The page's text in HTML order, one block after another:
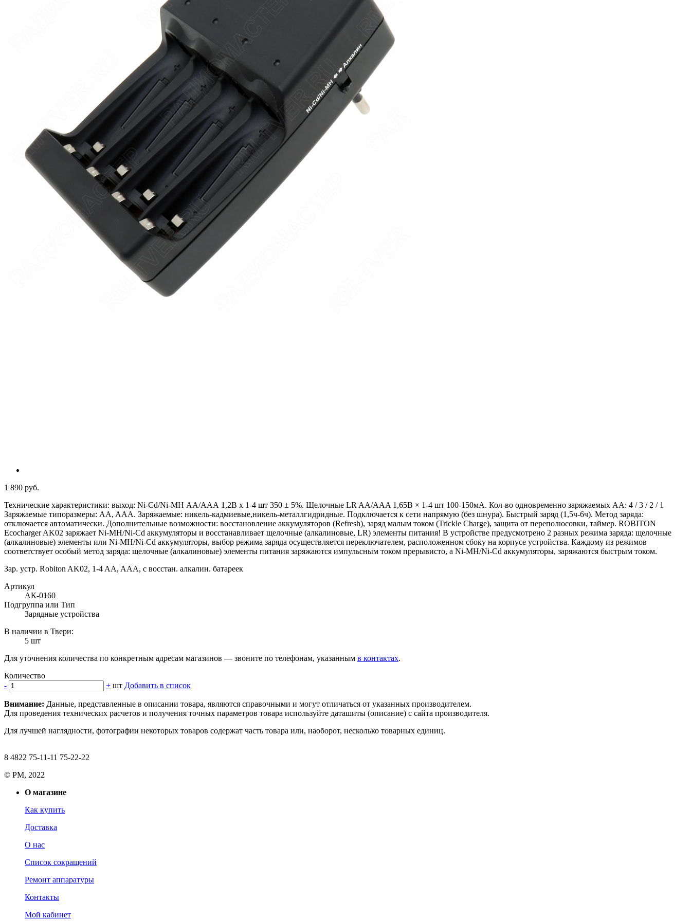
1 890 руб.
Технические характеристики: выход: Ni-Cd/Ni-MH АА/ААА 1,2В x 1-4 шт 350 ± 5%. Щелочные LR AA/AAA 1,65В × 1-4 шт 100-150мА. Кол-во одновременно заряжаемых АА: 4 / 3 / 2 / 1
Заряжаемые типоразмеры: AA, AAA. Заряжаемые: никель-кадмиевые,никель-металлгидридные. Подключается к сети напрямую (без шнура). Быстрый заряд (1,5ч-6ч). Метод заряда:
отключается автоматически. Дополнительные возможности: восстановление аккумуляторов (Refresh), заряд малым током (Trickle Charge), защита от переполюсовки, таймер. ROBITON
Ecocharger AK02 заряжает Ni-MH/Ni-Cd аккумуляторы и восстанавливает щелочные (алкалиновые, LR) элементы питания! В устройстве предусмотрено 2 разных режима заряда: щелочные
(алкалиновые) элементы или Ni-MH/Ni-Cd аккумуляторы, выбор режима заряда осуществляется переключателем, расположенном сбоку на корпусе устройства. Каждому из режимов
соответствует особый метод заряда: щелочные (алкалиновые) элементы питания заряжаются импульсным током прерывисто, а Ni-MH/Ni-Cd аккумуляторы, заряжаются быстрым током.
Зар. устр. Robiton AK02, 1-4 AA, AAA, с восстан. алкалин. батареек
Артикул
АК-0160
Подгруппа или Тип
Зарядные устройства
В наличии в Твери:
5 шт
Для уточнения количества по конкретным адресам магазинов — звоните по телефонам, указанным в контактах.
Количество
-
+ шт Добавить в список
Внимание: Данные, представленные в описании товара, являются справочными и могут отличаться от указанных производителем.
Для проведения технических расчетов и получения точных параметров товара используйте даташиты (описание) с сайта производителя.
Для лучшей наглядности, фотографии некоторых товаров содержат часть товара или, наоборот, несколько товарных единиц.
8 4822 75-11-11 75-22-22
© РМ, 2022
О магазине
Как купить
Доставка
О нас
Список сокращений
Ремонт аппаратуры
Контакты
Мой кабинет